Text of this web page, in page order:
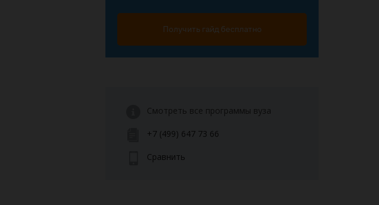
Получить гайд бесплатно
Смотреть все программы вуза
+7 (499) 647 73 66
Сравнить